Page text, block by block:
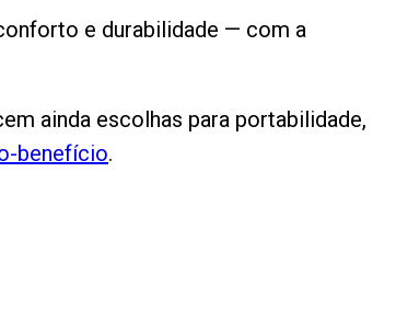
e durabilidade — com a
ainda escolhas para portabilidade,
benefício.